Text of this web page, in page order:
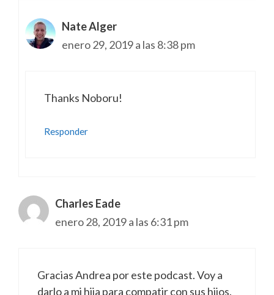
Nate Alger
enero 29, 2019 a las 8:38 pm
Thanks Noboru!
Responder
Charles Eade
enero 28, 2019 a las 6:31 pm
Gracias Andrea por este podcast. Voy a
darlo a mi hija para compatir con sus hijos.